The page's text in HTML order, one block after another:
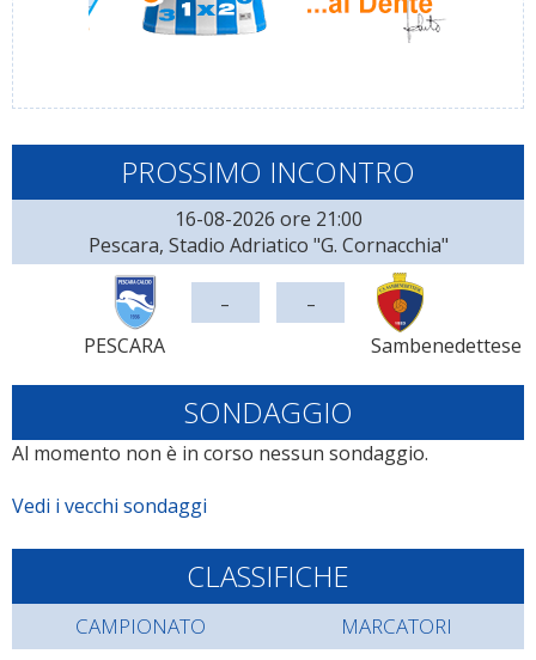
PROSSIMO INCONTRO
16-08-2026 ore 21:00
Pescara, Stadio Adriatico "G. Cornacchia"
PESCARA
- -
Sambenedettese
SONDAGGIO
Al momento non è in corso nessun sondaggio.
Vedi i vecchi sondaggi
CLASSIFICHE
CAMPIONATO MARCATORI